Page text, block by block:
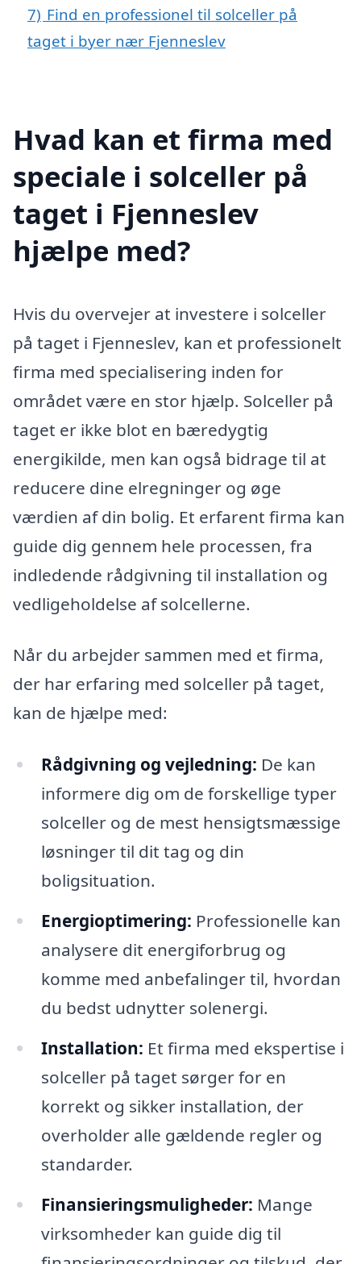
7) Find en professionel til solceller på
taget i byer nær Fjenneslev
Hvad kan et firma med
speciale i solceller på
taget i Fjenneslev
hjælpe med?
Hvis du overvejer at investere i solceller
på taget i Fjenneslev, kan et professionelt
firma med specialisering inden for
området være en stor hjælp. Solceller på
taget er ikke blot en bæredygtig
energikilde, men kan også bidrage til at
reducere dine elregninger og øge
værdien af din bolig. Et erfarent firma kan
guide dig gennem hele processen, fra
indledende rådgivning til installation og
vedligeholdelse af solcellerne.
Når du arbejder sammen med et firma,
der har erfaring med solceller på taget,
kan de hjælpe med:
Rådgivning og vejledning: De kan
informere dig om de forskellige typer
solceller og de mest hensigtsmæssige
løsninger til dit tag og din
boligsituation.
Energioptimering: Professionelle kan
analysere dit energiforbrug og
komme med anbefalinger til, hvordan
du bedst udnytter solenergi.
Installation: Et firma med ekspertise i
solceller på taget sørger for en
korrekt og sikker installation, der
overholder alle gældende regler og
standarder.
Finansieringsmuligheder: Mange
virksomheder kan guide dig til